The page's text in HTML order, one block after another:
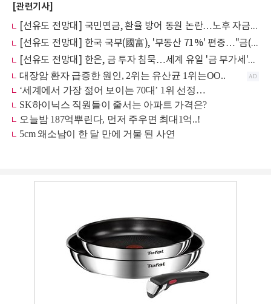
[관련기사]
[선유도 전망대] 국민연금, 환율 방어 동원 논란…노후 자금으로 ‘외화 빚’ 낸다
[선유도 전망대] 한국 국부(國富), '부동산 71%' 편중…"금(金)으로 체질 개선해야"
[선유도 전망대] 한은, 금 투자 침묵…세계 유일 '금 부가세'가 국부 축적 가로막아